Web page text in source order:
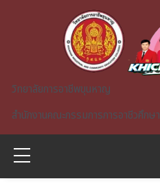
Skip to main content
วิทยาลัยการอาชีพขุนหาญ
สำนักงานคณะกรรมการการอาชีวศึกษา